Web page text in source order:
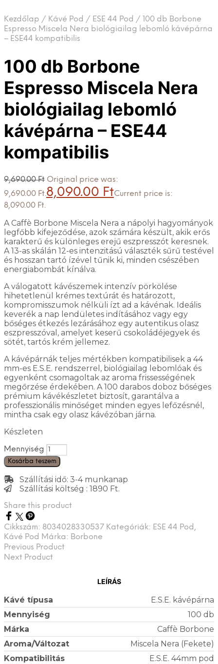
Kezdőlap / Kávé Pod / ESE 44 Pod / 100 db Borbone
Espresso Miscela Nera biológiailag lebomló kávépárna
– ESE44 kompatibilis
100 db Borbone
Espresso Miscela Nera
biológiailag lebomló
kávépárna – ESE44
kompatibilis
9,690.00Ft Original price was:
9,690.00 Ft.8,090.00 FtCurrent price is:
8,090.00 Ft.
A Caffè Borbone Miscela Nera a nápolyi hagyományok
legfőbb kifejeződése, azok számára készült, akik erős
karakterű és különleges erejű eszpresszót keresnek.
A 13-as skálán 12-es intenzitású választék sűrű testével
és hosszan tartó ízével tűnik ki, minden csészében
energiabombát kínálva.
A válogatott kávészemek intenzív pörkölése
hihetetlenül krémes textúrát és határozott,
kompromisszumok nélküli ízt ad a kávénak. Ideális
keverék a nap lendületes indításához vagy egy
bőséges étkezés lezárásához egy autentikus olasz
eszpresszóval, amelyet keserű csokoládéjegyek és
sötét, tartós krém jellemez.
A kávépárnák teljes mértékben kompatibilisek a 44
mm-es E.S.E. rendszerrel, biológiailag lebomlóak és
egyenként csomagoltak az aroma frissességének
megőrzése érdekében. A 100 darabos doboz bőséges
prémium kávékészletet biztosít, garantálva a
professzionális minőséget minden egyes lefőzésnél,
mintha csak egy olasz kávézóban járna.
Készleten
Mennyiség
Kosárba teszem
Szállítási idő: 3-4 munkanap
Szállítási költség : 1890 Ft.
Share this product
Cikkszám: 8034028330537 Kategóriák: ESE 44 Pod ,
Kávé Pod Márka: Borbone
Previous Product
Next Product
LEÍRÁS
Kávé típusa
E.S.E. kávépárna
Mennyiség
100 db
Márka
Caffè Borbone
Aroma/Változat
Miscela Nera (Fekete)
Kompatibilitás
E.S.E. 44mm pod